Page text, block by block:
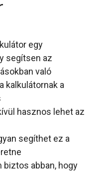
egy
segítsen az
való
kalkulátornak a
hasznos lehet az
segíthet ez a
abban, hogy